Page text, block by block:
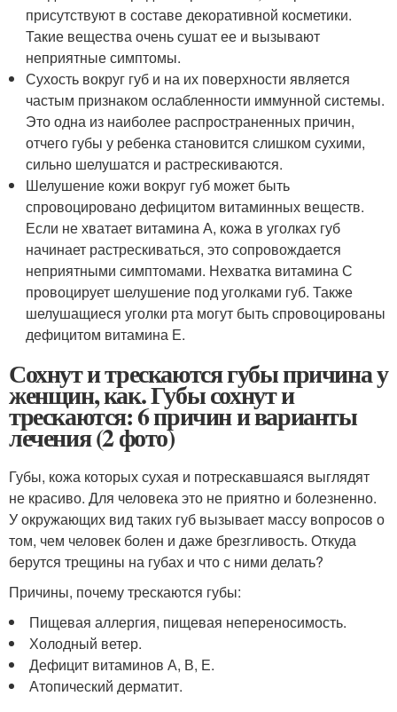
присутствуют в составе декоративной косметики.
Такие вещества очень сушат ее и вызывают
неприятные симптомы.
Сухость вокруг губ и на их поверхности является
частым признаком ослабленности иммунной системы.
Это одна из наиболее распространенных причин,
отчего губы у ребенка становится слишком сухими,
сильно шелушатся и растрескиваются.
Шелушение кожи вокруг губ может быть
спровоцировано дефицитом витаминных веществ.
Если не хватает витамина А, кожа в уголках губ
начинает растрескиваться, это сопровождается
неприятными симптомами. Нехватка витамина С
провоцирует шелушение под уголками губ. Также
шелушащиеся уголки рта могут быть спровоцированы
дефицитом витамина Е.
Сохнут и трескаются губы причина у
женщин, как. Губы сохнут и
трескаются: 6 причин и варианты
лечения (2 фото)
Губы, кожа которых сухая и потрескавшаяся выглядят
не красиво. Для человека это не приятно и болезненно.
У окружающих вид таких губ вызывает массу вопросов о
том, чем человек болен и даже брезгливость. Откуда
берутся трещины на губах и что с ними делать?
Причины, почему трескаются губы:
Пищевая аллергия, пищевая непереносимость.
Холодный ветер.
Дефицит витаминов А, В, Е.
Атопический дерматит.